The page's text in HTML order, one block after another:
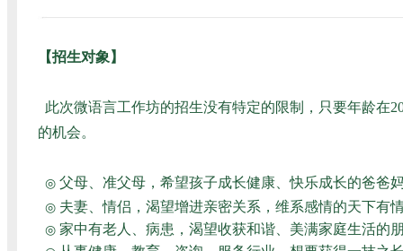
【招生对象】
此次微语言工作坊的招生没有特定的限制，只要年龄在
的机会。
◎ 父母、准父母，希望孩子成长健康、快乐成长的爸爸
◎ 夫妻、情侣，渴望增进亲密关系，维系感情的天下有
◎ 家中有老人、病患，渴望收获和谐、美满家庭生活的